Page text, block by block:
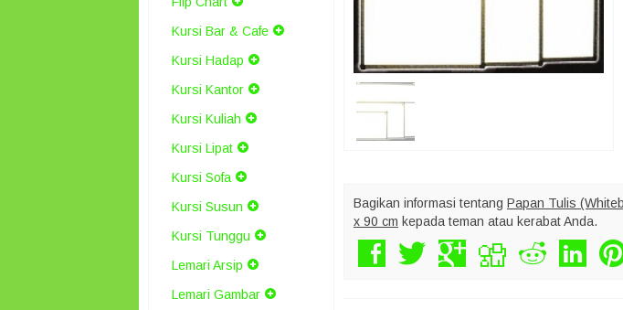
Kursi Bar & Cafe
Kursi Hadap
Kursi Kantor
Kursi Kuliah
Kursi Lipat
Kursi Sofa
Kursi Susun
Kursi Tunggu
Lemari Arsip
Lemari Gambar
Bagikan informasi tentang Papan Tulis
x 90 cm kepada teman atau kerabat Anda.